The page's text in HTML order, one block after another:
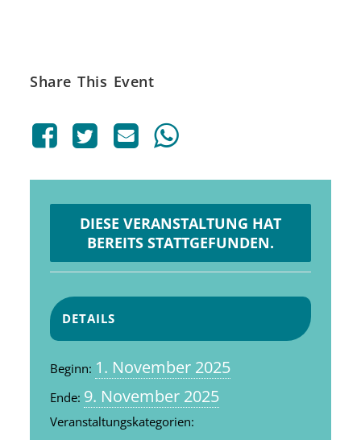
Share This Event
DIESE VERANSTALTUNG HAT
BEREITS STATTGEFUNDEN.
DETAILS
Beginn: 1. November 2025
Ende: 9. November 2025
Veranstaltungskategorien: